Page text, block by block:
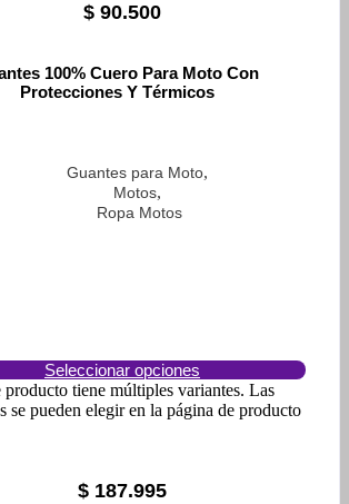
$ 90.500
100% Cuero Para Moto Con
Protecciones Y Térmicos
Guantes para Moto,
Motos,
Ropa Motos
Seleccionar opciones
producto tiene múltiples variantes. Las
se pueden elegir en la página de producto
$ 187.995